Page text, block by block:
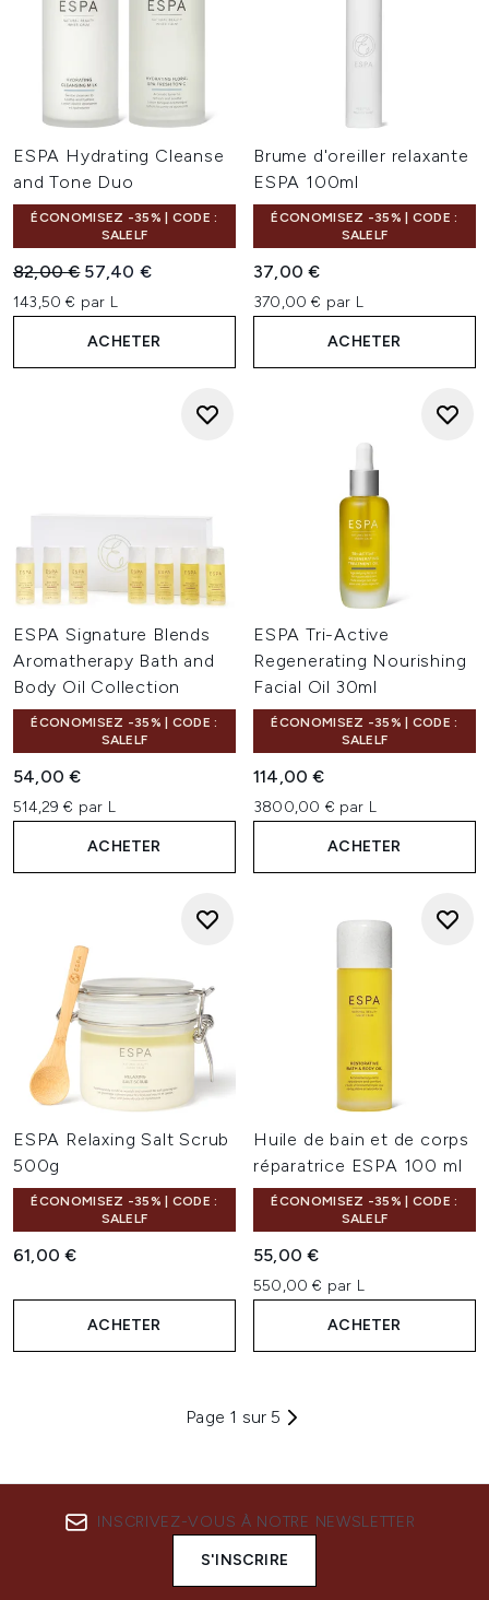
ESPA Hydrating Cleanse
and Tone Duo
ÉCONOMISEZ -35% | CODE :
SALELF
Prix de vente :
82,00 € Prix ​​actuel :
57,40 €
143,50 € par L
ACHETER
Brume d'oreiller relaxante
ESPA 100ml
ÉCONOMISEZ -35% | CODE :
SALELF
37,00 €
370,00 € par L
ACHETER
ESPA Signature Blends
Aromatherapy Bath and
Body Oil Collection
ÉCONOMISEZ -35% | CODE :
SALELF
54,00 €
514,29 € par L
ACHETER
ESPA Tri-Active
Regenerating Nourishing
Facial Oil 30ml
ÉCONOMISEZ -35% | CODE :
SALELF
114,00 €
3800,00 € par L
ACHETER
ESPA Relaxing Salt Scrub
500g
ÉCONOMISEZ -35% | CODE :
SALELF
61,00 €
ACHETER
Huile de bain et de corps
réparatrice ESPA 100 ml
ÉCONOMISEZ -35% | CODE :
SALELF
55,00 €
550,00 € par L
ACHETER
Page 1 sur 5
INSCRIVEZ-VOUS À NOTRE NEWSLETTER
S'INSCRIRE